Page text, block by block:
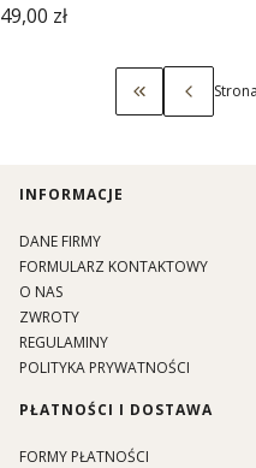
Cena
49,00 zł
Wróć do Strona
Linki w stopce
INFORMACJE
DANE FIRMY
FORMULARZ KONTAKTOWY
O NAS
ZWROTY
REGULAMINY
POLITYKA PRYWATNOŚCI
PŁATNOŚCI I DOSTAWA
FORMY PŁATNOŚCI